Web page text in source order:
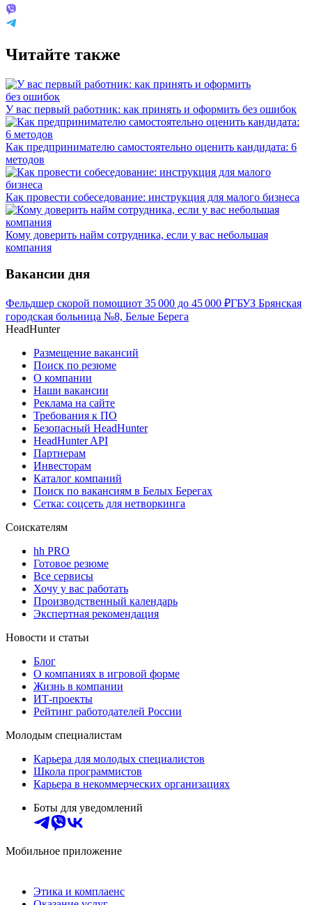
Читайте также
У вас первый работник: как принять и оформить без ошибок
Как предпринимателю самостоятельно оценить кандидата: 6
методов
Как провести собеседование: инструкция для малого бизнеса
Кому доверить найм сотрудника, если у вас небольшая
компания
Вакансии дня
Фельдшер скорой помощиот 35 000 до 45 000 ₽ГБУЗ Брянская
городская больница №8, Белые Берега
HeadHunter
Размещение вакансий
Поиск по резюме
О компании
Наши вакансии
Реклама на сайте
Требования к ПО
Безопасный HeadHunter
HeadHunter API
Партнерам
Инвесторам
Каталог компаний
Поиск по вакансиям в Белых Берегах
Сетка: соцсеть для нетворкинга
Соискателям
hh PRO
Готовое резюме
Все сервисы
Хочу у вас работать
Производственный календарь
Экспертная рекомендация
Новости и статьи
Блог
О компаниях в игровой форме
Жизнь в компании
ИТ-проекты
Рейтинг работодателей России
Молодым специалистам
Карьера для молодых специалистов
Школа программистов
Карьера в некоммерческих организациях
Боты для уведомлений
Мобильное приложение
Этика и комплаенс